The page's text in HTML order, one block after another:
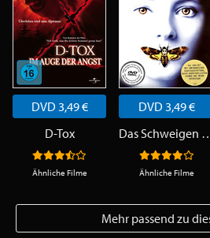
DVD 3,49 €
D-Tox
Ähnliche Filme
DVD 3,49 €
Das
Ähnliche Filme
Mehr passend zu